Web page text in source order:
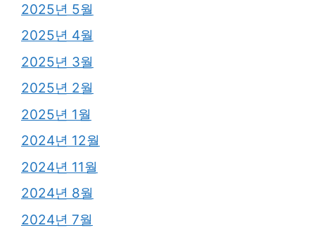
2025년 5월
2025년 4월
2025년 3월
2025년 2월
2025년 1월
2024년 12월
2024년 11월
2024년 8월
2024년 7월